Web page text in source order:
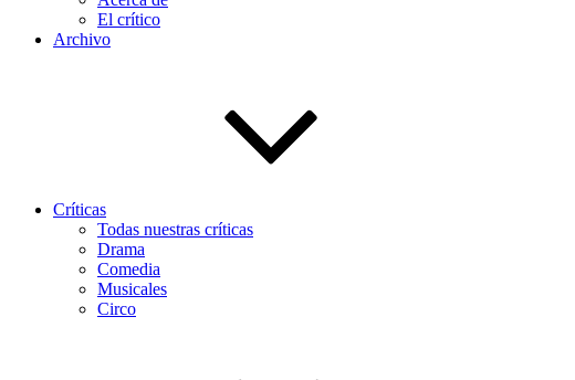
El crítico
Archivo
Críticas
Todas nuestras críticas
Drama
Comedia
Musicales
Circo